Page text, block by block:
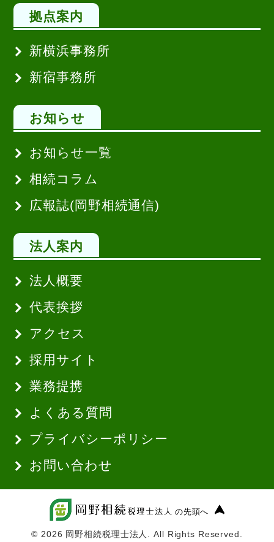
拠点案内
新横浜事務所
新宿事務所
お知らせ
お知らせ一覧
相続コラム
広報誌(岡野相続通信)
法人案内
法人概要
代表挨拶
アクセス
採用サイト
業務提携
よくある質問
プライバシーポリシー
お問い合わせ
の先頭へ
© 2026 岡野相続税理士法人. All Rights Reserved.